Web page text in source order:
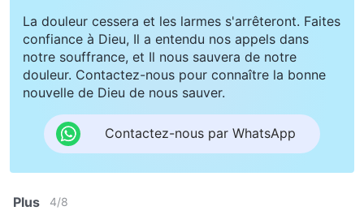
La douleur cessera et les larmes s'arrêteront. Faites
confiance à Dieu, Il a entendu nos appels dans
notre souffrance, et Il nous sauvera de notre
douleur. Contactez-nous pour connaître la bonne
nouvelle de Dieu de nous sauver.
Contactez-nous par WhatsApp
Plus 4/8